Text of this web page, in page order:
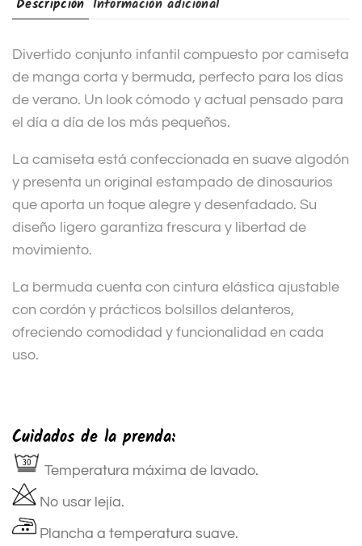
Descripción Información adicional
Divertido conjunto infantil compuesto por camiseta
de manga corta y bermuda, perfecto para los días
de verano. Un look cómodo y actual pensado para
el día a día de los más pequeños.
La camiseta está confeccionada en suave algodón
y presenta un original estampado de dinosaurios
que aporta un toque alegre y desenfadado. Su
diseño ligero garantiza frescura y libertad de
movimiento.
La bermuda cuenta con cintura elástica ajustable
con cordón y prácticos bolsillos delanteros,
ofreciendo comodidad y funcionalidad en cada
uso.
Cuidados de la prenda:
Temperatura máxima de lavado.
No usar lejía.
Plancha a temperatura suave.